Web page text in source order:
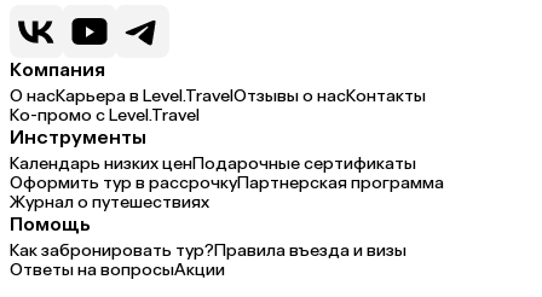
Компания
О насКарьера в Level.TravelОтзывы о насКонтакты
Ко-промо с Level.Travel
Инструменты
Календарь низких ценПодарочные сертификаты
Оформить тур в рассрочкуПартнерская программа
Журнал о путешествиях
Помощь
Как забронировать тур?Правила въезда и визы
Ответы на вопросыАкции